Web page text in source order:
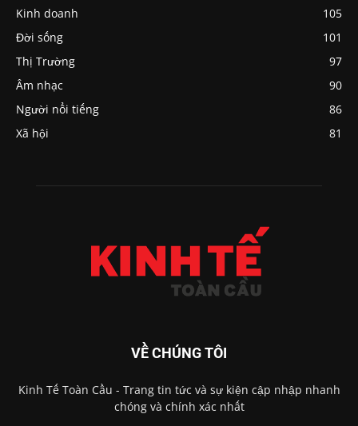
Kinh doanh
105
Đời sống
101
Thị Trường
97
Âm nhạc
90
Người nổi tiếng
86
Xã hội
81
VỀ CHÚNG TÔI
Kinh Tế Toàn Cầu - Trang tin tức và sự kiện cập nhập nhanh
chóng và chính xác nhất